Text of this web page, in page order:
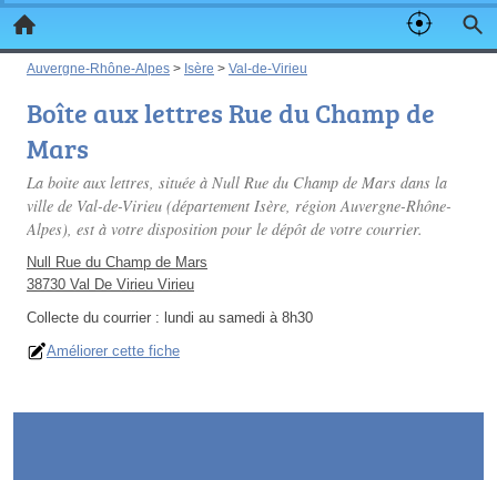
Auvergne-Rhône-Alpes > Isère > Val-de-Virieu
Boîte aux lettres Rue du Champ de
Mars
La boite aux lettres, située à Null Rue du Champ de Mars dans la
ville de Val-de-Virieu (département Isère, région Auvergne-Rhône-
Alpes), est à votre disposition pour le dépôt de votre courrier.
Null Rue du Champ de Mars
38730 Val De Virieu Virieu
Collecte du courrier : lundi au samedi à 8h30
Améliorer cette fiche